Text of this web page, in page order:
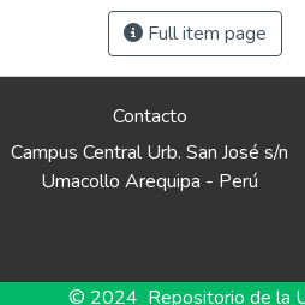
Full item page
Contacto
Campus Central Urb. San José s/n
Umacollo Arequipa - Perú
© 2024 Repositorio de la